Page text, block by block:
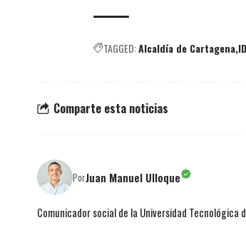
TAGGED:Alcaldía de Cartagena
Comparte esta noticias
PorJuan Manuel Ulloque
Comunicador social de la Universidad